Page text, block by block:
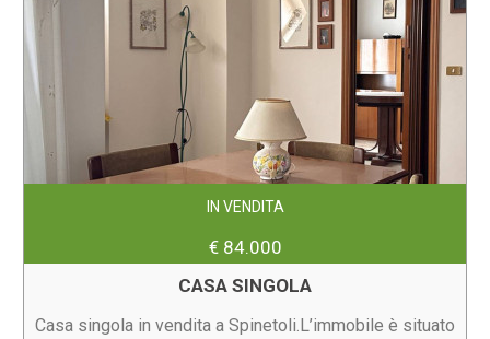
IN VENDITA
€ 84.000
CASA SINGOLA
Casa singola in vendita a Spinetoli.L’immobile è situato